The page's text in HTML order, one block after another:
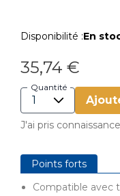
Disponibilité :En
35,74 €
Quantité
J'ai pris
Points forts
Compatible avec